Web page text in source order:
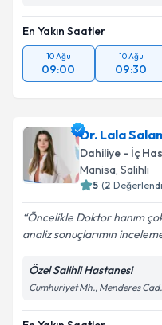
En Yakın Saatler
10 Ağu
09:00
10 Ağu
09:30
Dr. Lala
Dahiliye - İç
Manisa, Salihli
5 (2
Öncelikle Doktor hanım
analiz sonuçlarımın
Özel Salihli Hastanesi
Cumhuriyet Mh., Menderes